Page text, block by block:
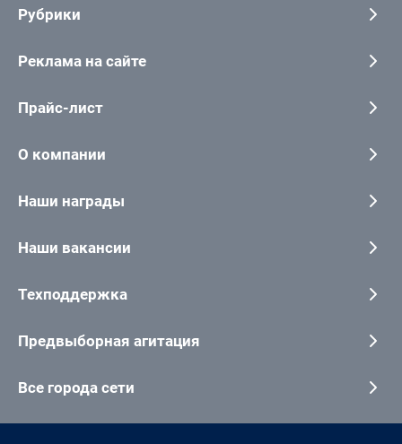
Рубрики
Реклама на сайте
Прайс-лист
О компании
Наши награды
Наши вакансии
Техподдержка
Предвыборная агитация
Все города сети